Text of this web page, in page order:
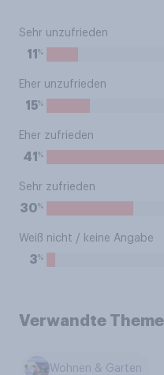
Sehr unzufrieden
11 %
Eher unzufrieden
15%
Eher zufrieden
41 %
Sehr zufrieden
30%
Weiß nicht / keine Angabe
3%
Verwandte
Wohnen & Garten